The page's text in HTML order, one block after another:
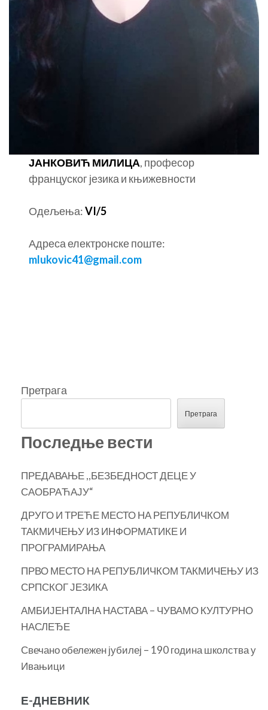
ЈАНКОВИЋ МИЛИЦА, професор
француског језика и књижевности
Одељења:VI/5
Адреса електронске поште:
mlukovic41@gmail.com
Претрага
Претрага
Последње вести
ПРЕДАВАЊЕ ,,БЕЗБЕДНОСТ ДЕЦЕ У
САОБРАЋАЈУ“
ДРУГО И ТРЕЋЕ МЕСТО НА РЕПУБЛИЧКОМ
ТАКМИЧЕЊУ ИЗ ИНФОРМАТИКЕ И
ПРОГРАМИРАЊА
ПРВО МЕСТО НА РЕПУБЛИЧКОМ ТАКМИЧЕЊУ ИЗ
СРПСКОГ ЈЕЗИКА
АМБИЈЕНТАЛНА НАСТАВА – ЧУВАМО КУЛТУРНО
НАСЛЕЂЕ
Свечано обележен јубилеј – 190 година школства у
Ивањици
Е-ДНЕВНИК